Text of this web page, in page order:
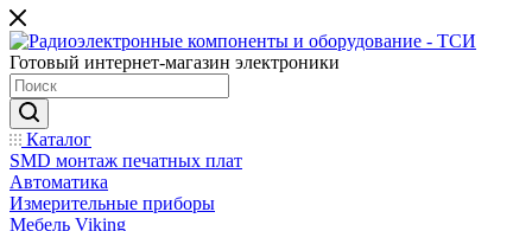
Готовый интернет-магазин электроники
Каталог
SMD монтаж печатных плат
Автоматика
Измерительные приборы
Мебель Viking